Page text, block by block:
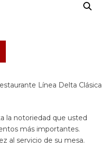
Línea Delta Clásica
la notoriedad que usted
más importantes.
al servicio de su mesa.